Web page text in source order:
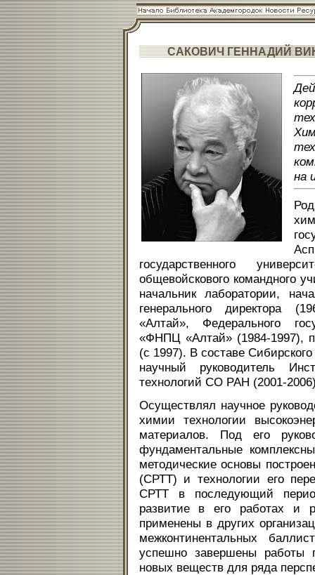
САКОВИЧ ГЕННАДИЙ
на
государственного
общевойскового командного
начальник лаборатории,
генерального директора
«Алтай», Федерального
«ФНПЦ «Алтай» (1984-1997),
(с 1997). В составе
научный руководитель
технологий СО РАН (2001-
Осуществлял научное
химии технологии
материалов. Под его
фундаментальные
методические основы
(СРТТ) и технологии его
СРТТ в последующий
развитие в его работах и
применены в других
межконтинентальных
успешно завершены работы
новых веществ для ряда